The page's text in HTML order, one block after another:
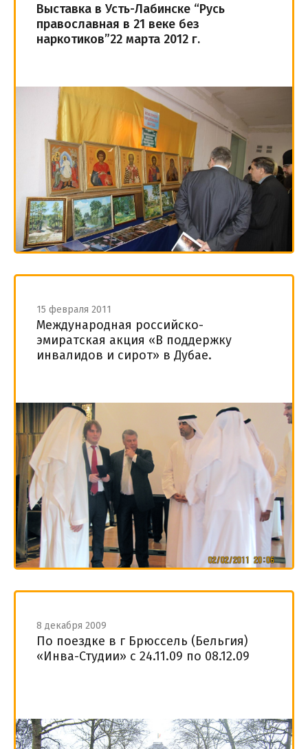
Выставка в Усть-Лабинске “Русь
православная в 21 веке без
наркотиков”22 марта 2012 г.
15 февраля 2011
Международная российско-
эмиратская акция «В поддержку
инвалидов и сирот» в Дубае.
8 декабря 2009
По поездке в г Брюссель (Бельгия)
«Инва-Студии» с 24.11.09 по 08.12.09